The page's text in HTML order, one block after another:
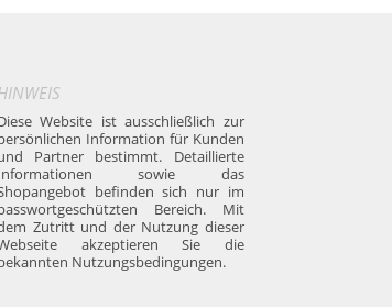
Website ist ausschließlich zur
Information für Kunden
Partner bestimmt. Detaillierte
sowie das
befinden sich nur im
Bereich. Mit
Zutritt und der Nutzung dieser
akzeptieren Sie die
Nutzungsbedingungen.